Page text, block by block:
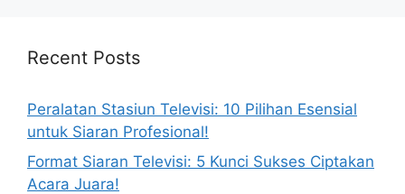
Recent Posts
Peralatan Stasiun Televisi: 10 Pilihan Esensial
untuk Siaran Profesional!
Format Siaran Televisi: 5 Kunci Sukses Ciptakan
Acara Juara!